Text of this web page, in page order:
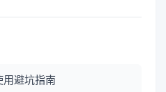
用避坑指南